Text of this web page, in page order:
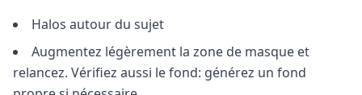
Halos autour du sujet
Augmentez légèrement la zone de masque et
relancez. Vérifiez aussi le fond: générez un fond